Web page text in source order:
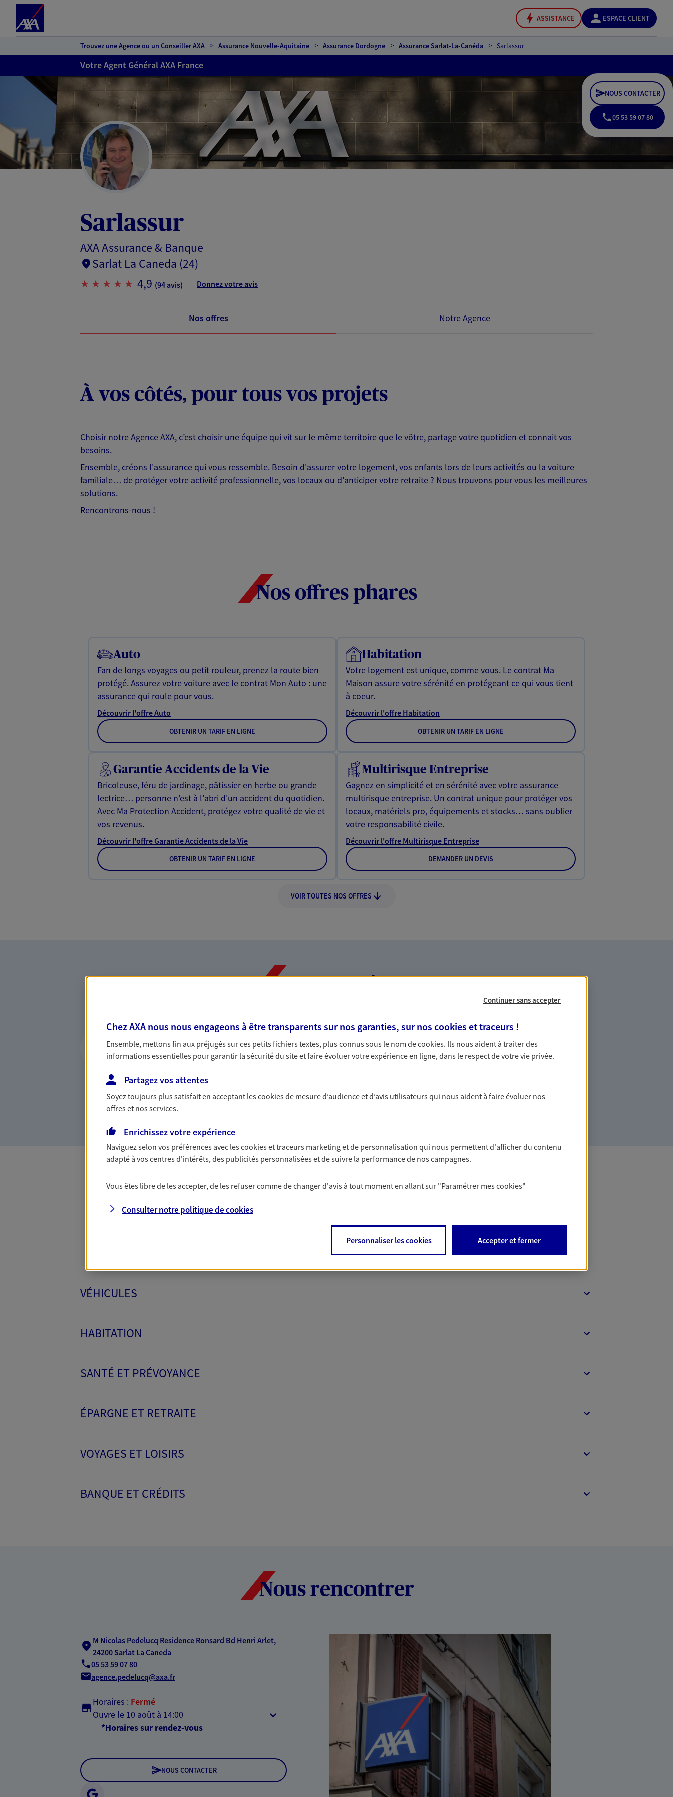
ASSISTANCE ESPACE CLIENT
Trouvez une Agence ou un Conseiller AXA Assurance Nouvelle-Aquitaine Assurance Dordogne Assurance Sarlat-La-Canéda Sarlassur
Votre Agent Général AXA France
Sarlassur
AXA Assurance & Banque
Sarlat La Caneda (24)
4,9 (94 avis) Donnez votre avis
NOUS CONTACTER
05 53 59 07 80
Nos offres Notre Agence
À vos côtés, pour tous vos projets
Choisir notre Agence AXA, c’est choisir une équipe qui vit sur le même territoire que le vôtre, partage votre quotidien et connait vos
besoins.
Ensemble, créons l'assurance qui vous ressemble. Besoin d'assurer votre logement, vos enfants lors de leurs activités ou la voiture
familiale… de protéger votre activité professionnelle, vos locaux ou d'anticiper votre retraite ? Nous trouvons pour vous les meilleures
solutions.
Rencontrons-nous !
Nos offres phares
Auto
Fan de longs voyages ou petit rouleur, prenez la route bien
protégé. Assurez votre voiture avec le contrat Mon Auto : une
assurance qui roule pour vous.
Découvrir l'offre Auto
OBTENIR UN TARIF EN LIGNE
Habitation
Votre logement est unique, comme vous. Le contrat Ma
Maison assure votre sérénité en protégeant ce qui vous tient
à coeur.
Découvrir l'offre Habitation
OBTENIR UN TARIF EN LIGNE
Garantie Accidents de la Vie
Bricoleuse, féru de jardinage, pâtissier en herbe ou grande
lectrice… personne n'est à l'abri d'un accident du quotidien.
Avec Ma Protection Accident, protégez votre qualité de vie et
vos revenus.
Découvrir l'offre Garantie Accidents de la Vie
OBTENIR UN TARIF EN LIGNE
Multirisque Entreprise
Gagnez en simplicité et en sérénité avec votre assurance
multirisque entreprise. Un contrat unique pour protéger vos
locaux, matériels pro, équipements et stocks… sans oublier
votre responsabilité civile.
Découvrir l'offre Multirisque Entreprise
DEMANDER UN DEVIS
VOIR TOUTES NOS OFFRES
Nos expertises
Vous accompagner dans la durée et la
confiance
votre vie, c'est ainsi que nous concevons notre métier : dans
la confiance et la proximité. C'est en apprenant à vous
connaître que nous proposons de meilleures solutions.
Accompagner les professionnels et les
entreprises
votre activité, vos collaborateurs... mais aussi vous-même et
Toutes nos offres Assurance & Banque
PRO & ENTREPRISES
VÉHICULES
HABITATION
SANTÉ ET PRÉVOYANCE
ÉPARGNE ET RETRAITE
VOYAGES ET LOISIRS
BANQUE ET CRÉDITS
Nous rencontrer
M Nicolas Pedelucq Residence Ronsard Bd Henri Arlet,
24200 Sarlat La Caneda
05 53 59 07 80
agence.pedelucq@axa.fr
Horaires : Fermé
Ouvre le 10 août à 14:00
*Horaires sur rendez-vous
NOUS CONTACTER
Continuer sans accepter
Chez AXA nous nous engageons à être transparents sur nos garanties, sur nos cookies et traceurs !
Ensemble, mettons fin aux préjugés sur ces petits fichiers textes, plus connus sous le nom decookies. Ils nous aident à traiter des
informations essentielles pour garantir la sécurité du site et faire évoluer votre expérience en ligne, dans le respect de votre vie privée.
Partagez vos attentes
Soyez toujours plus satisfait en acceptant lescookiesde mesure d’audience et d’avis utilisateurs qui nous aident à faire évoluer nos
offres et nos services.
Enrichissez votre expérience
Naviguez selon vos préférences avec lescookies et traceurs marketing et de personnalisation qui nous permettent d'afficher du contenu
adapté à vos centres d'intérêts, des publicités personnalisées et de suivre la performance de nos campagnes.
Vous êtes libre de les accepter, de les refuser comme de changer d'avis à tout moment en allant sur "Paramétrer mescookies"
Consulter notre politique decookies
Personnaliser les cookies Accepter et fermer